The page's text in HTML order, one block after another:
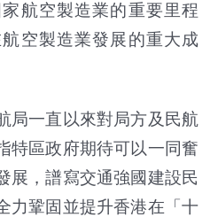
航空製造業的重要里程
空製造業發展的重大成
局一直以來對局方及民航
特區政府期待可以一同奮
展，譜寫交通強國建設民
力鞏固並提升香港在「十